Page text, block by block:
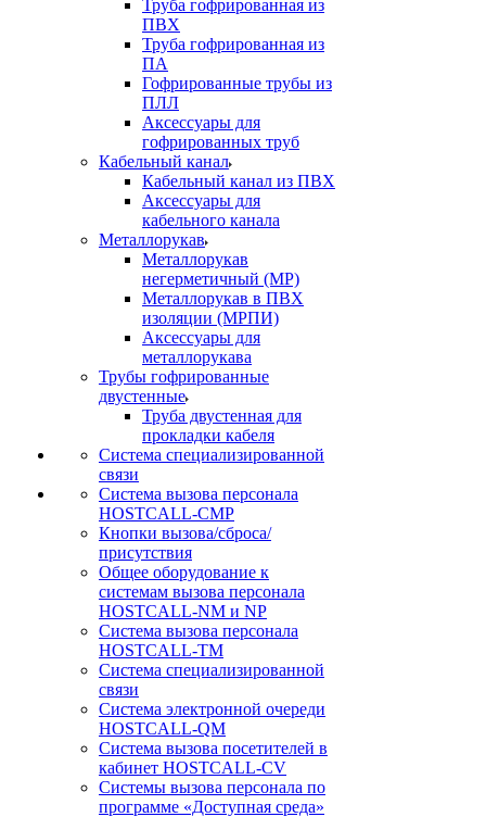
Труба гофрированная из
ПВХ
Труба гофрированная из
ПА
Гофрированные трубы из
ПЛЛ
Аксессуары для
гофрированных труб
Кабельный канал
Кабельный канал из ПВХ
Аксессуары для
кабельного канала
Металлорукав
Металлорукав
негерметичный (МР)
Металлорукав в ПВХ
изоляции (МРПИ)
Аксессуары для
металлорукава
Трубы гофрированные
двустенные
Труба двустенная для
прокладки кабеля
Система специализированной
связи
Cистема вызова персонала
HOSTCALL-CMP
Кнопки вызова/сброса/
присутствия
Общее оборудование к
системам вызова персонала
HOSTCALL-NM и NP
Система вызова персонала
HOSTCALL-TM
Система специализированной
связи
Система электронной очереди
HOSTCALL-QM
Cистема вызова посетителей в
кабинет HOSTCALL-CV
Системы вызова персонала по
программе «Доступная среда»